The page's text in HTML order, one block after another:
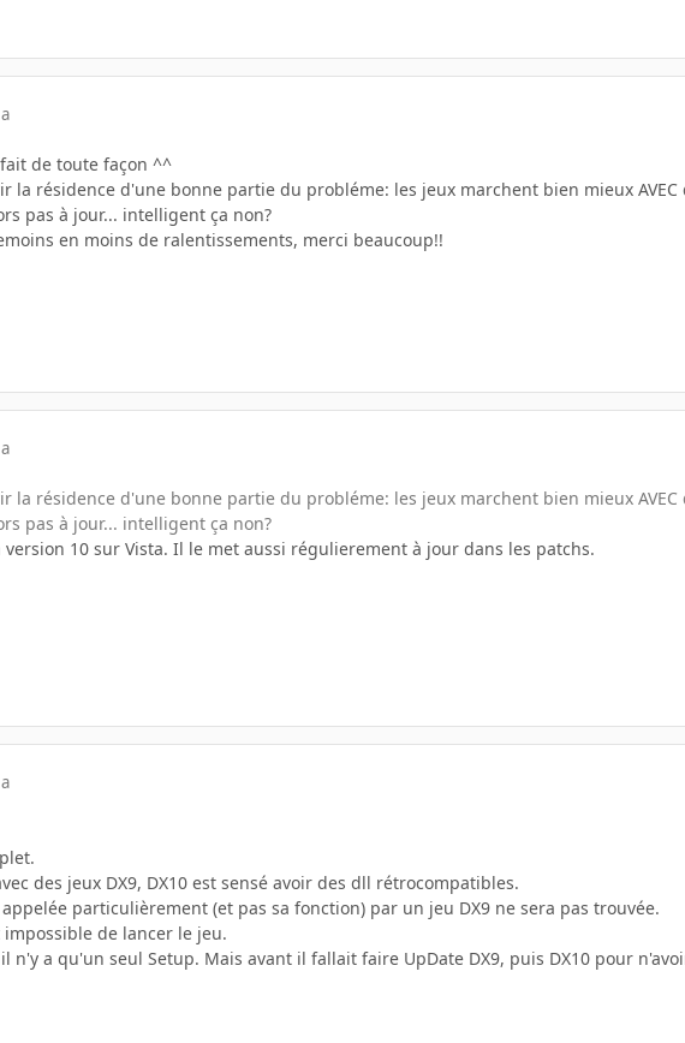
de toute façon ^^
la résidence d'une bonne partie du probléme: les jeux marchent bien mieux
pas à jour... intelligent ça non?
en moins de ralentissements, merci beaucoup!!
la résidence d'une bonne partie du probléme: les jeux marchent bien mieux
pas à jour... intelligent ça non?
10 sur Vista. Il le met aussi régulierement à jour dans les patchs.
des jeux DX9, DX10 est sensé avoir des dll rétrocompatibles.
particulièrement (et pas sa fonction) par un jeu DX9 ne sera pas trouvée.
de lancer le jeu.
n'y a qu'un seul Setup. Mais avant il fallait faire UpDate DX9, puis DX10 pour